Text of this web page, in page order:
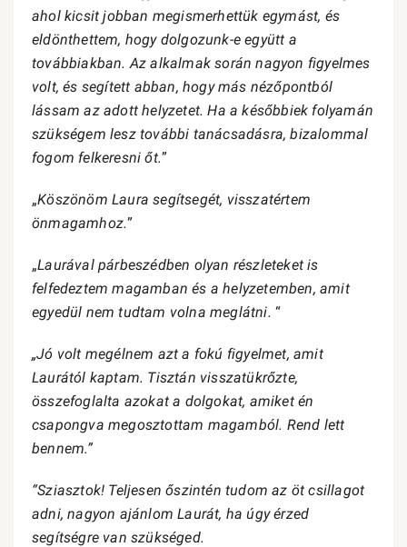
ahol kicsit jobban megismerhettük egymást, és
eldönthettem, hogy dolgozunk-e együtt a
továbbiakban. Az alkalmak során nagyon figyelmes
volt, és segített abban, hogy más nézőpontból
lássam az adott helyzetet. Ha a későbbiek folyamán
szükségem lesz további tanácsadásra, bizalommal
fogom felkeresni őt.”
„Köszönöm Laura segítsegét, visszatértem
önmagamhoz.”
„Laurával párbeszédben olyan részleteket is
felfedeztem magamban és a helyzetemben, amit
egyedül nem tudtam volna meglátni. “
„Jó volt megélnem azt a fokú figyelmet, amit
Laurától kaptam. Tisztán visszatükrőzte,
összefoglalta azokat a dolgokat, amiket én
csapongva megosztottam magamból. Rend lett
bennem.”
“Sziasztok! Teljesen őszintén tudom az öt csillagot
adni, nagyon ajánlom Laurát, ha úgy érzed
segítségre van szükséged.